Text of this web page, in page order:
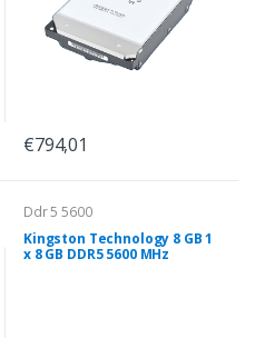
€794,01
Ddr 5 5600
Kingston Technology 8 GB 1
x 8 GB DDR5 5600 MHz